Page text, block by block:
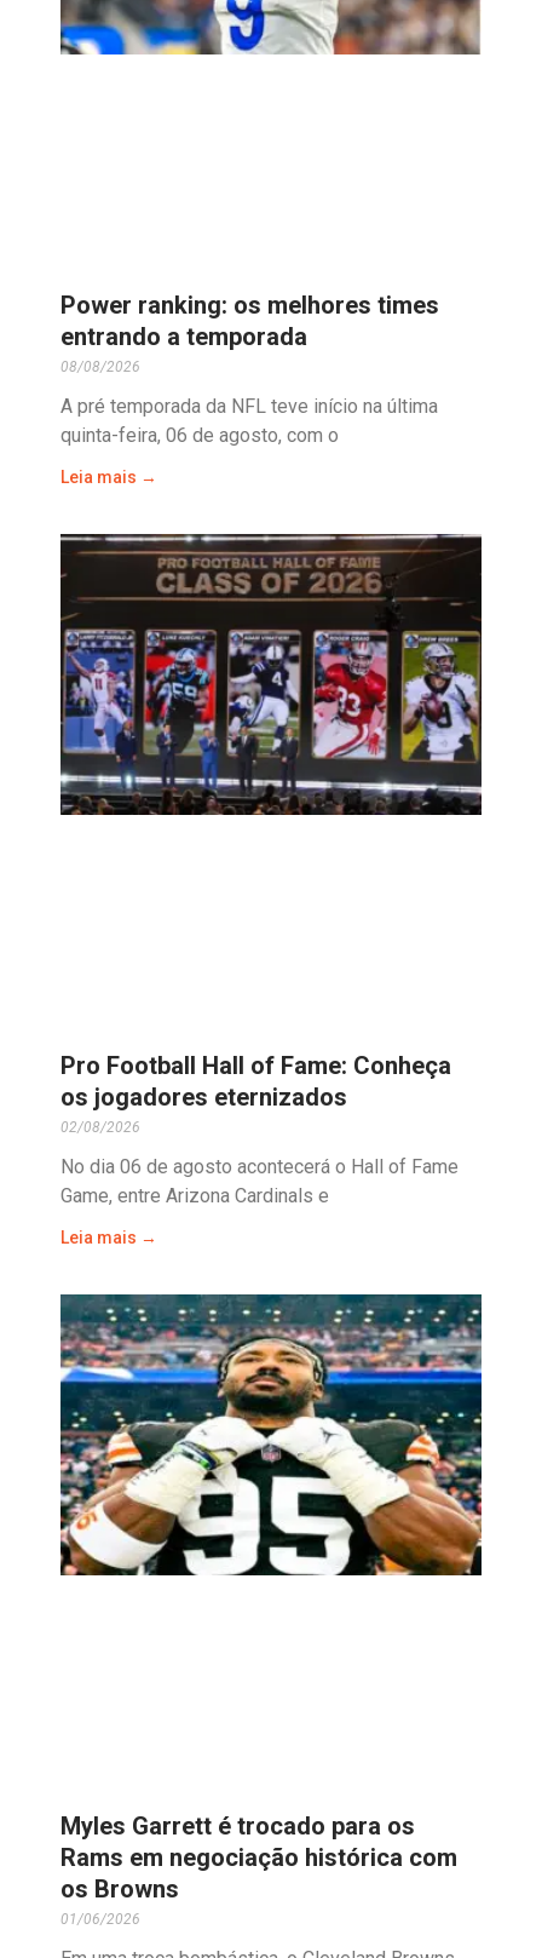
Power ranking: os melhores times
entrando a temporada
08/08/2026
A pré temporada da NFL teve início na última
quinta-feira, 06 de agosto, com o
Leia mais →
Pro Football Hall of Fame: Conheça
os jogadores eternizados
02/08/2026
No dia 06 de agosto acontecerá o Hall of Fame
Game, entre Arizona Cardinals e
Leia mais →
Myles Garrett é trocado para os
Rams em negociação histórica com
os Browns
01/06/2026